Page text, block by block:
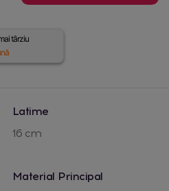
târziu
Latime
16 cm
Material Principal